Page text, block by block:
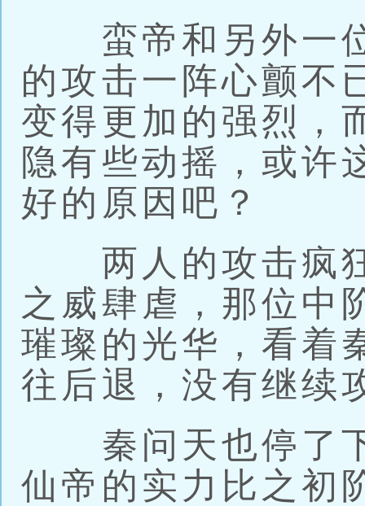
蛮帝和另外一位
的攻击一阵心颤不
变得更加的强烈，
隐有些动摇，或许
好的原因吧？
两人的攻击疯狂
之威肆虐，那位中
璀璨的光华，看着
往后退，没有继续
秦问天也停了下
仙帝的实力比之初